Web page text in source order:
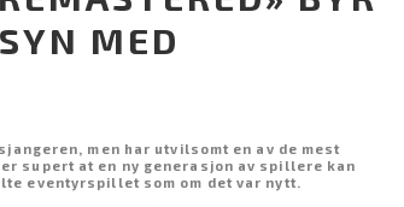
MED
men har utvilsomt en av de mest
supert at en ny generasjon av spillere kan
eventyrspillet som om det var nytt.